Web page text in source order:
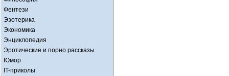
Фентези
Эзотерика
Экономика
Энциклопедия
Эротические и порно рассказы
Юмор
IT-приколы